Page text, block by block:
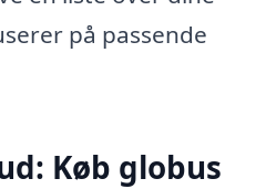
på passende
Køb globus